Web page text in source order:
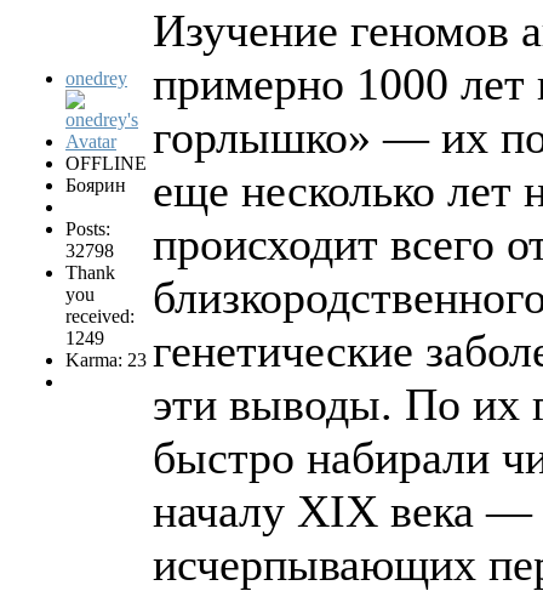
onedrey
OFFLINE
Боярин
Posts:
32798
Thank
you
received:
1249
Karma: 23
Изучение геномов
примерно 1000 лет
горлышко» — их
еще несколько лет
происходит всего
генетические
эти выводы. По их
быстро набирали
началу XIX века —
исчерпывающих